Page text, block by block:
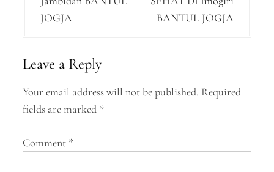
t
a
i
a
JOGJA
BANTUL JOGJA
Leave a Reply
Your email address will not be published. Required
fields are marked *
Comment *